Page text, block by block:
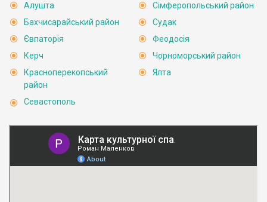
Алушта
Бахчисарайський район
Євпаторія
Керч
Красноперекопський
район
Севастополь
Сімферопольський район
Судак
Феодосія
Чорноморський район
Ялта